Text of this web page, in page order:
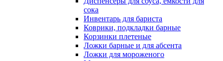
сока
Инвентарь для бариста
Коврики, подкладки барные
Корзинки плетеные
Ложки барные и для абсента
Ложки для мороженого